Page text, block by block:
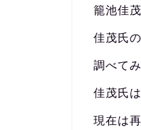
籠池佳
佳茂氏
調べて
佳茂氏
現在は